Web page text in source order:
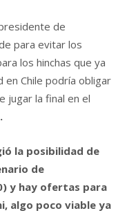
de
para evitar los
los hinchas que ya
en Chile podría obligar
jugar la final en el
la posibilidad de
de
y hay ofertas para
algo poco viable ya